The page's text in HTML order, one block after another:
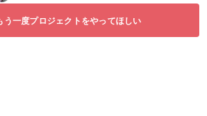
う一度プロジェクトをやってほしい